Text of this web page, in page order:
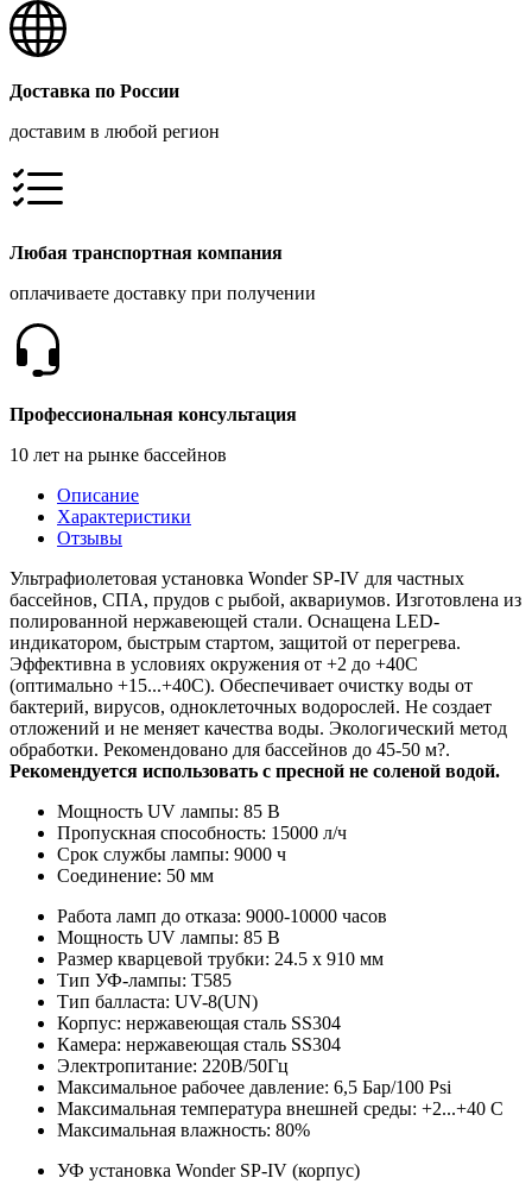
Доставка по России
доставим в любой регион
Любая транспортная компания
оплачиваете доставку при получении
Профессиональная консультация
10 лет на рынке бассейнов
Описание
Характеристики
Отзывы
Ультрафиолетовая установка Wonder SP-IV для частных
бассейнов, СПА, прудов с рыбой, аквариумов. Изготовлена из
полированной нержавеющей стали. Оснащена LED-
индикатором, быстрым стартом, защитой от перегрева.
Эффективна в условиях окружения от +2 до +40С
(оптимально +15...+40С). Обеспечивает очистку воды от
бактерий, вирусов, одноклеточных водорослей. Не создает
отложений и не меняет качества воды. Экологический метод
обработки. Рекомендовано для бассейнов до 45-50 м?.
Рекомендуется использовать с пресной не соленой водой.
Мощность UV лампы: 85 В
Пропускная способность: 15000 л/ч
Срок службы лампы: 9000 ч
Соединение: 50 мм
Работа ламп до отказа: 9000-10000 часов
Мощность UV лампы: 85 В
Размер кварцевой трубки: 24.5 х 910 мм
Тип УФ-лампы: Т585
Тип балласта: UV-8(UN)
Корпус: нержавеющая сталь SS304
Камера: нержавеющая сталь SS304
Электропитание: 220В/50Гц
Максимальное рабочее давление: 6,5 Бар/100 Psi
Максимальная температура внешней среды: +2...+40 С
Максимальная влажность: 80%
УФ установка Wonder SP-IV (корпус)